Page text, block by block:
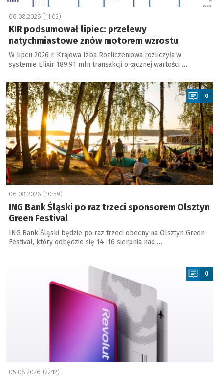
06.08.2026 (11:02)
KIR podsumował lipiec: przelewy
natychmiastowe znów motorem wzrostu
W lipcu 2026 r. Krajowa Izba Rozliczeniowa rozliczyła w
systemie Elixir 189,91 mln transakcji o łącznej wartości …
a
0
06.08.2026 (10:59)
ING Bank Śląski po raz trzeci sponsorem Olsztyn
Green Festival
ING Bank Śląski będzie po raz trzeci obecny na Olsztyn Green
Festival, który odbędzie się 14–16 sierpnia nad …
0
05.08.2026 (22:12)